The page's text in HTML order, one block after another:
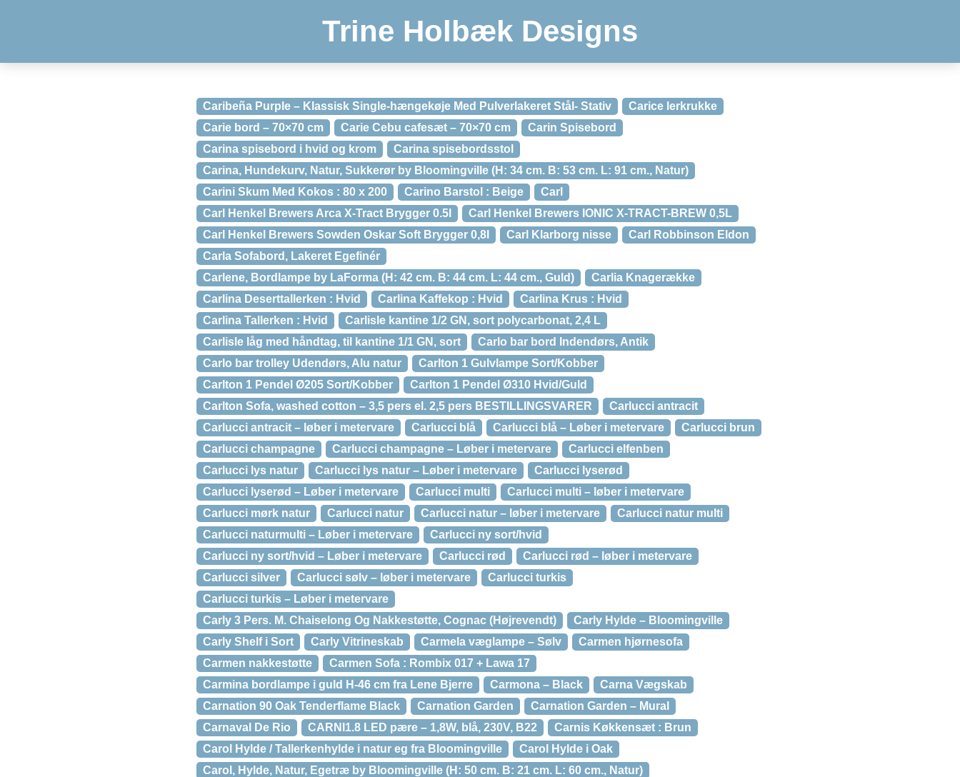
Trine Holbæk Designs
Caribeña Purple – Klassisk Single-hængekøje Med Pulverlakeret Stål- Stativ
Carice lerkrukke
Carie bord – 70×70 cm
Carie Cebu cafesæt – 70×70 cm
Carin Spisebord
Carina spisebord i hvid og krom
Carina spisebordsstol
Carina, Hundekurv, Natur, Sukkerør by Bloomingville (H: 34 cm. B: 53 cm. L: 91 cm., Natur)
Carini Skum Med Kokos : 80 x 200
Carino Barstol : Beige
Carl
Carl Henkel Brewers Arca X-Tract Brygger 0.5l
Carl Henkel Brewers IONIC X-TRACT-BREW 0,5L
Carl Henkel Brewers Sowden Oskar Soft Brygger 0,8l
Carl Klarborg nisse
Carl Robbinson Eldon
Carla Sofabord, Lakeret Egefinér
Carlene, Bordlampe by LaForma (H: 42 cm. B: 44 cm. L: 44 cm., Guld)
Carlia Knagerække
Carlina Deserttallerken : Hvid
Carlina Kaffekop : Hvid
Carlina Krus : Hvid
Carlina Tallerken : Hvid
Carlisle kantine 1/2 GN, sort polycarbonat, 2,4 L
Carlisle låg med håndtag, til kantine 1/1 GN, sort
Carlo bar bord Indendørs, Antik
Carlo bar trolley Udendørs, Alu natur
Carlton 1 Gulvlampe Sort/Kobber
Carlton 1 Pendel Ø205 Sort/Kobber
Carlton 1 Pendel Ø310 Hvid/Guld
Carlton Sofa, washed cotton – 3,5 pers el. 2,5 pers BESTILLINGSVARER
Carlucci antracit
Carlucci antracit – løber i metervare
Carlucci blå Carlucci blå – Løber i metervare
Carlucci brun
Carlucci champagne
Carlucci champagne – Løber i metervare
Carlucci elfenben
Carlucci lys natur
Carlucci lys natur – Løber i metervare
Carlucci lyserød
Carlucci lyserød – Løber i metervare
Carlucci multi
Carlucci multi – løber i metervare
Carlucci mørk natur
Carlucci natur Carlucci natur – løber i metervare
Carlucci natur multi
Carlucci naturmulti – Løber i metervare
Carlucci ny sort/hvid
Carlucci ny sort/hvid – Løber i metervare
Carlucci rød
Carlucci rød – løber i metervare
Carlucci silver
Carlucci sølv – løber i metervare
Carlucci turkis
Carlucci turkis – Løber i metervare
Carly 3 Pers. M. Chaiselong Og Nakkestøtte, Cognac (Højrevendt)
Carly Hylde – Bloomingville
Carly Shelf i Sort
Carly Vitrineskab Carmela væglampe – Sølv
Carmen hjørnesofa
Carmen nakkestøtte
Carmen Sofa : Rombix 017 + Lawa 17
Carmina bordlampe i guld H-46 cm fra Lene Bjerre
Carmona – Black
Carna Vægskab
Carnation 90 Oak Tenderflame Black
Carnation Garden
Carnation Garden – Mural
Carnaval De Rio
CARNI1.8 LED pære – 1,8W, blå, 230V, B22
Carnis Køkkensæt : Brun
Carol Hylde / Tallerkenhylde i natur eg fra Bloomingville
Carol Hylde i Oak
Carol, Hylde, Natur, Egetræ by Bloomingville (H: 50 cm. B: 21 cm. L: 60 cm., Natur)